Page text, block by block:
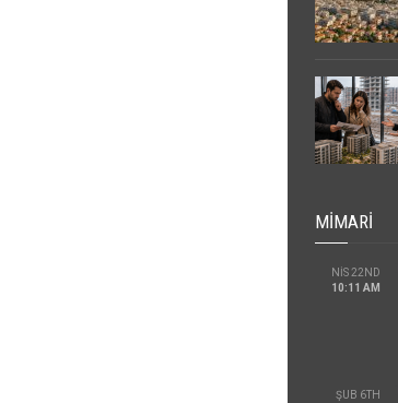
MIMARI
NIS 22ND
10:11 AM
ŞUB 6TH